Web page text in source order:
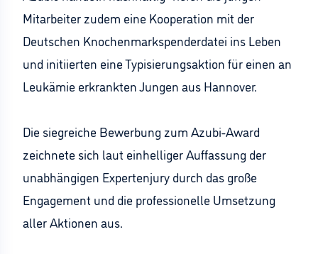
Mitarbeiter zudem eine Kooperation mit der
Deutschen Knochenmarkspenderdatei ins Leben
und initiierten eine Typisierungsaktion für einen an
Leukämie erkrankten Jungen aus Hannover.
Die siegreiche Bewerbung zum Azubi-Award
zeichnete sich laut einhelliger Auffassung der
unabhängigen Expertenjury durch das große
Engagement und die professionelle Umsetzung
aller Aktionen aus.